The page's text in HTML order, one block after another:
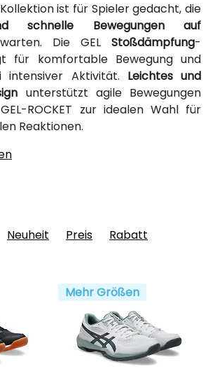
ist für Spieler gedacht, die
schnelle Bewegungen auf
Die GEL Stoßdämpfung-
für komfortable Bewegung und
intensiver Aktivität. Leichtes und
unterstützt agile Bewegungen
ROCKET zur idealen Wahl für
Reaktionen.
Neuheit Preis
Rabatt
Mehr Größen